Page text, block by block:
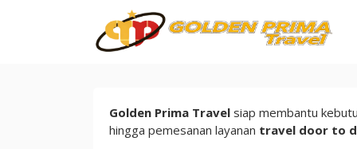
Kontak
Golden Prima Travel siap membantu
hingga pemesanan layanan travel door to